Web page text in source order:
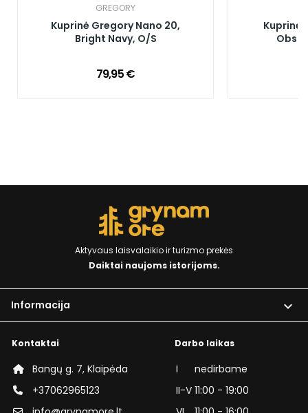
GREGORY
Kuprinė Gregory Nano 20,
Bright Navy, O/S
79,95 €
Kuprinė
Aktyvaus laisvalaikio ir turizmo prekės
Daiktai naujoms istorijoms.
Informacija 
Kontaktai
Bangų g. 7, Klaipėda
+37062965123
Darbo laikas
I
nedirbame
II-V 11:00 - 19:00